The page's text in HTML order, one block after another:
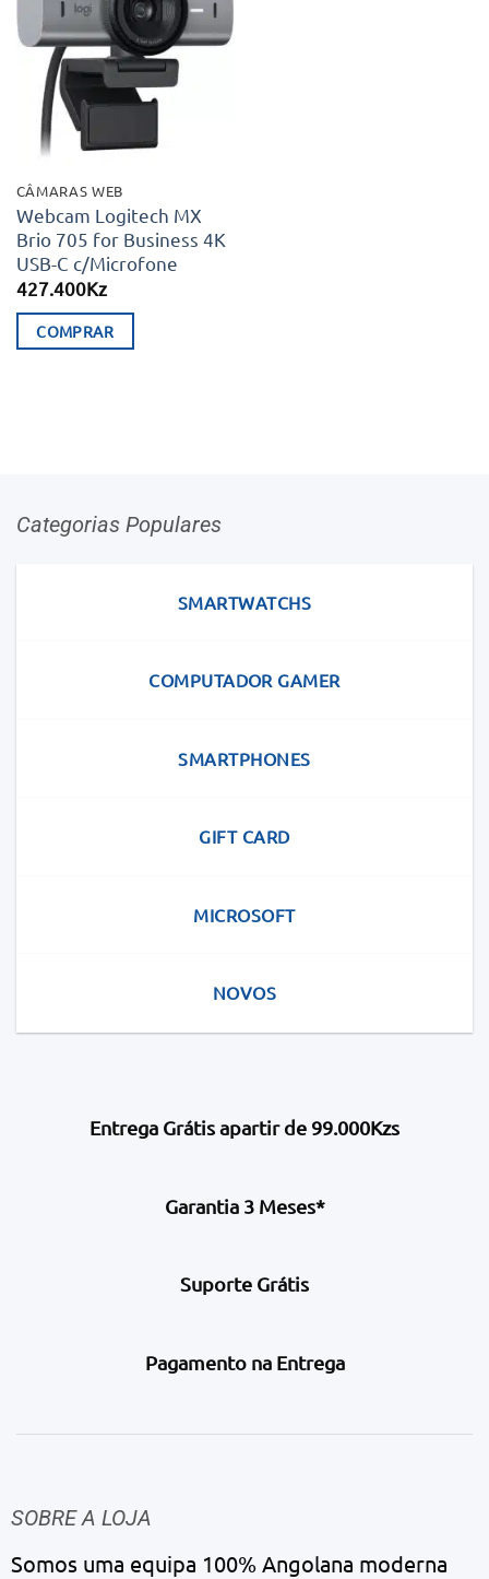
Adicionar
aos meus
desejos
CÂMARAS WEB
Webcam Logitech MX
Brio 705 for Business 4K
USB-C c/Microfone
427.400Kz
COMPRAR
Categorias Populares
SMARTWATCHS
COMPUTADOR GAMER
SMARTPHONES
GIFT CARD
MICROSOFT
NOVOS
Entrega Grátis apartir de 99.000Kzs
Garantia 3 Meses*
Suporte Grátis
Pagamento na Entrega
SOBRE A LOJA
Somos uma equipa 100% Angolana moderna